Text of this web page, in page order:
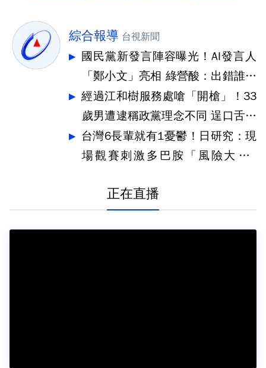
綜合報導 台視新聞
國民黨新發言陣容曝光！AI發言人
「鄭小文」亮相 綠營酸：出錯誰負
責
經過江和樹服務處嗆「開槍」！33
歲男遭逮稱政黨理念不同 逞口舌之
快
台灣6長輩就有1憂鬱！日研究：現
場觀賽刺激多巴胺「風險大降3
正在直播